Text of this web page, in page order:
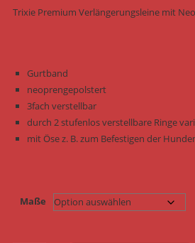
Trixie Premium Verlängerungsleine mit
Gurtband
neoprengepolstert
3fach verstellbar
durch 2 stufenlos verstellbare Ringe
mit Öse z. B. zum Befestigen der
Maße